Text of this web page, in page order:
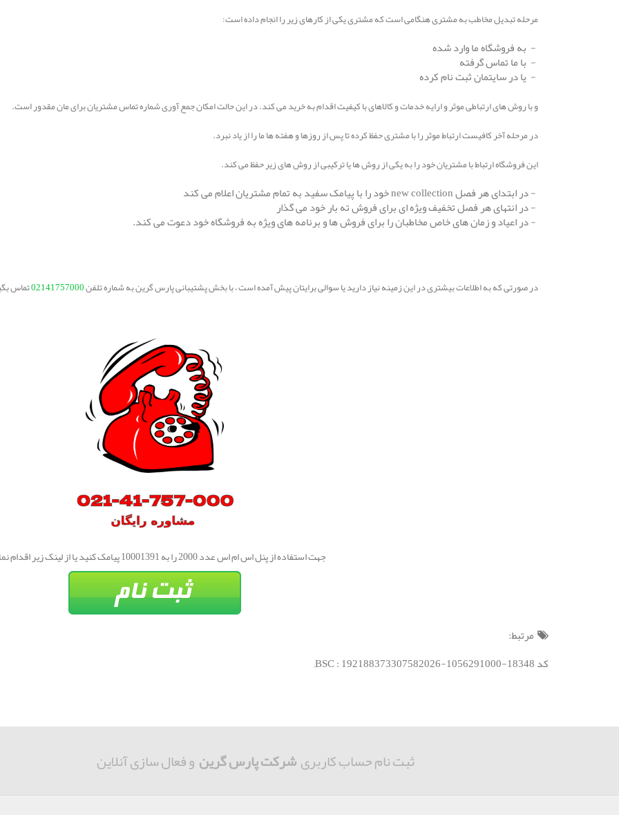
مرحله تبدیل مخاطب به مشتری هنگامی است که مشتری یکی از کارهای زیر را انجام داده است:
- به فروشگاه ما وارد شده
- با ما تماس گرفته
- یا در سایتمان ثبت نام کرده
و با روش های ارتباطی موثر و ارایه خدمات و کالاهای با کیفیت اقدام به خرید می کند. در این حالت امکان جمع آوری شماره تماس مشتریان برای مان مقدور است.
در مرحله آخر کافیست ارتباط موثر را با مشتری حفظ کرده تا پس از روزها و هفته ها ما را از یاد نبرد.
این فروشگاه ارتباط با مشتریان خود را به یکی از روش ها یا ترکیبی از روش های زیر حفظ می کند.
- در ابتدای هر فصل new collection خود را با پیامک سفید به تمام مشتریان اعلام می کند
- در انتهای هر فصل تخفیف ویژه ای برای فروش ته بار خود می گذار
- در اعیاد و زمان های خاص مخاطبان را برای فروش ها و برنامه های ویژه به فروشگاه خود دعوت می کند.
در صورتی که به اطلاعات بیشتری در این زمینه نیاز دارید یا سوالی برایتان پیش آمده است ، با بخش پشتیبانی پارس گرین به شماره تلفن02141757000تماس
جهت استفاده از پنل اس ام اس عدد 2000 را به 10001391 پیامک کنید یا از لینک زیر اقدام نمایید.
مرتبط:
کد BSC : 192188373307582026-1056291000-18348;
ثبت نام حساب کاربریشرکت پارس گرین و فعال سازی آنلاین